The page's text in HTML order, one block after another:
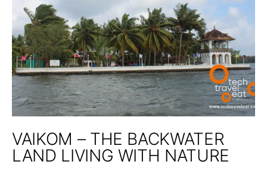
VAIKOM – THE BACKWATER
LAND LIVING WITH NATURE